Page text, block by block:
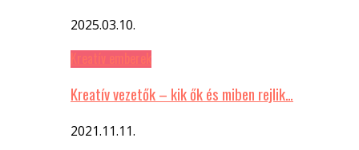
2025.03.10.
Kreatív vezetők – kik ők és miben rejlik…
2021.11.11.